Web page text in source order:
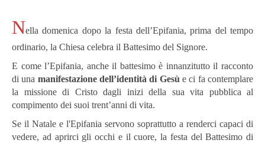
Nella domenica dopo la festa dell’Epifania, prima del tempo
ordinario, la Chiesa celebra il Battesimo del Signore.
E come l’Epifania, anche il battesimo è innanzitutto il racconto
di una manifestazione dell’identità di Gesù e ci fa contemplare
la missione di Cristo dagli inizi della sua vita pubblica al
compimento dei suoi trent’anni di vita.
Se il Natale e l'Epifania servono soprattutto a renderci capaci di
vedere, ad aprirci gli occhi e il cuore, la festa del Battesimo di